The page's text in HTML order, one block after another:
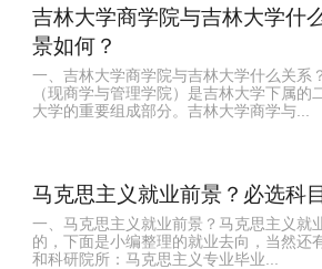
吉林大学商学院与吉林大学什
景如何？
一、吉林大学商学院与吉林大学什么关系
（现商学与管理学院）是吉林大学下属的
大学的重要组成部分。吉林大学商学与...
马克思主义就业前景？必选科
一、马克思主义就业前景？马克思主义就
的，下面是小编整理的就业去向，当然还
和科研院所：马克思主义专业毕业...